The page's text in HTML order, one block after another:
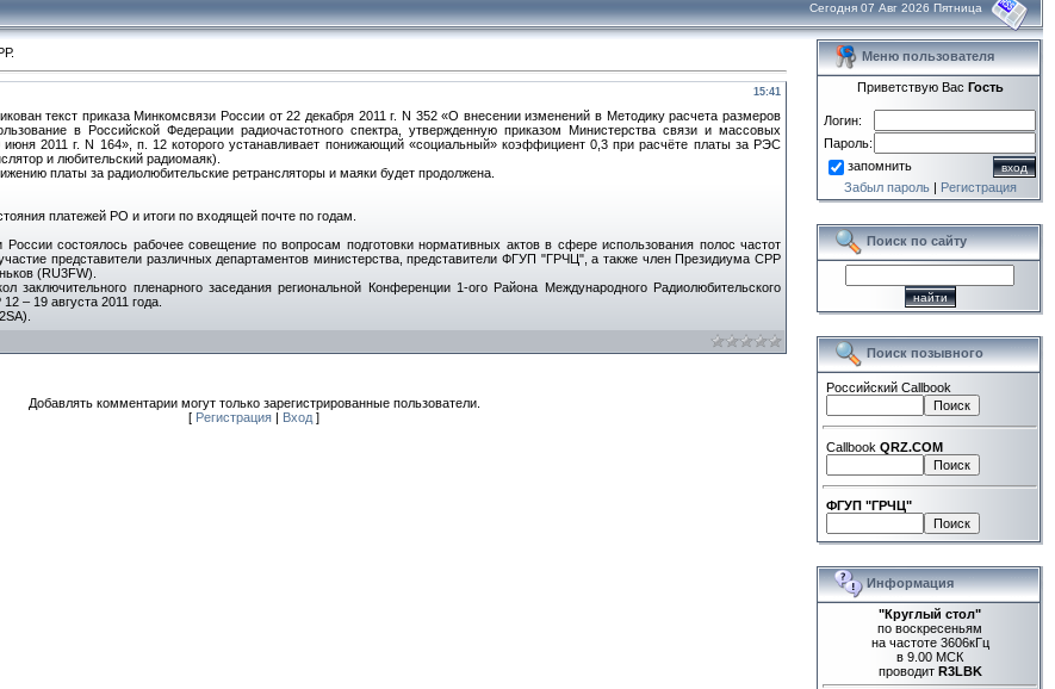
Сегодня 07 Авг 2026 Пятница
15:41
текст приказа Минкомсвязи России от 22 декабря 2011 г. N 352 «О внесении изменений в Методику расчета размеров
в Российской Федерации радиочастотного спектра, утвержденную приказом Министерства связи и массовых
2011 г. N 164», п. 12 которого устанавливает понижающий «социальный» коэффициент 0,3 при расчёте платы за РЭС
и любительский радиомаяк).
платы за радиолюбительские ретрансляторы и маяки будет продолжена.
платежей РО и итоги по входящей почте по годам.
состоялось рабочее совещение по вопросам подготовки нормативных актов в сфере использования полос частот
представители различных департаментов министерства, представители ФГУП "ГРЧЦ", а также член Президиума СРР
(RU3FW).
заключительного пленарного заседания региональной Конференции 1-ого Района Международного Радиолюбительского
– 19 августа 2011 года.
Добавлять комментарии могут только зарегистрированные пользователи.
[ Регистрация | Вход ]
Меню пользователя
Приветствую Вас Гость
Логин:
Пароль:
запомнить
Забыл пароль| Регистрация
Поиск по сайту
Поиск позывного
Российский Callbook
Callbook QRZ.COM
ФГУП "ГРЧЦ"
Информация
"Круглый стол"
по воскресеньям
на частоте 3606кГц
в 9.00 МСК
проводит R3LBK